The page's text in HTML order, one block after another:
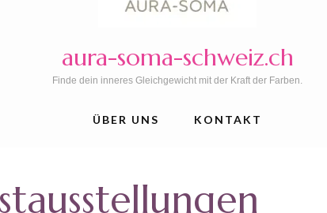
aura-soma-schweiz.ch
Finde dein inneres Gleichgewicht mit der Kraft der Farben.
ÜBER UNS KONTAKT